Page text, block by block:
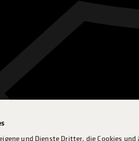
und Dienste Dritter, die Cookies und